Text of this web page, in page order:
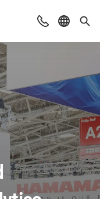
Beratung &
Sprache